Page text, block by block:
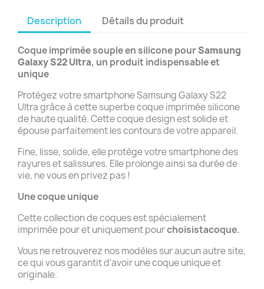
Description Détails du produit
Coque imprimée souple en silicone pourSamsung
Galaxy S22 Ultra, un produit indispensable et
unique
Protégez votre smartphone Samsung Galaxy S22
Ultra grâce à cette superbe coque imprimée silicone
de haute qualité. Cette coque design est solide et
épouse parfaitement les contours de votre appareil.
Fine, lisse, solide, elle protège votre smartphone des
rayures et salissures. Elle prolonge ainsi sa durée de
vie, ne vous en privez pas !
Une coque unique
Cette collection de coques est spécialement
imprimée pour et uniquement pourchoisistacoque.
Vous ne retrouverez nos modèles sur aucun autre site,
ce qui vous garantit d'avoir une coque unique et
originale.